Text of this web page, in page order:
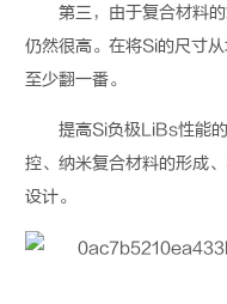
第三， 由于复合材料
仍然很高。在将Si的尺寸
至少翻一番。
提高Si负极LiBs性能
控、纳米复合材料的形成、
设计。